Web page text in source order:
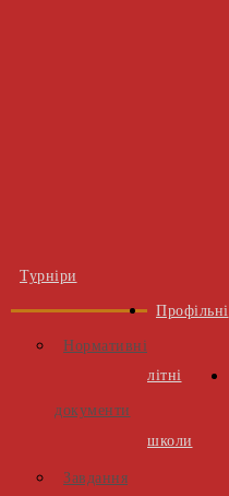
Турніри
Нормативні
документи
Завдання
Профільні
літні
школи